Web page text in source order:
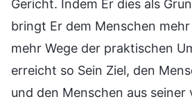
Gericht. Indem Er dies als
bringt Er dem Menschen
mehr Wege der praktischen
erreicht so Sein Ziel, den
und den Menschen aus seiner